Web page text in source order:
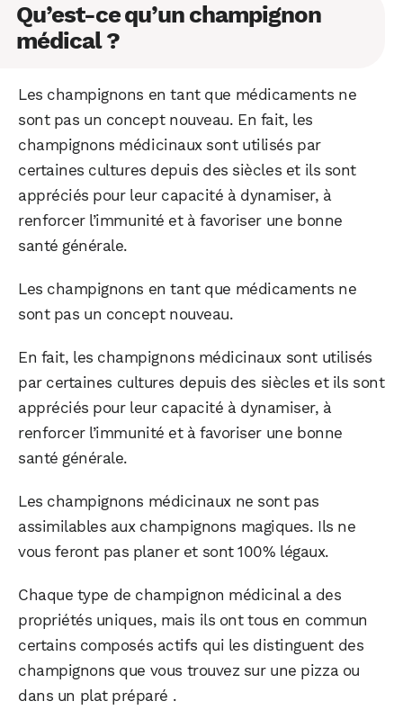
Qu’est-ce qu’un champignon
médical ?
Les champignons en tant que médicaments ne
sont pas un concept nouveau. En fait, les
champignons médicinaux sont utilisés par
certaines cultures depuis des siècles et ils sont
appréciés pour leur capacité à dynamiser, à
renforcer l’immunité et à favoriser une bonne
santé générale.
Les champignons en tant que médicaments ne
sont pas un concept nouveau.
En fait, les champignons médicinaux sont utilisés
par certaines cultures depuis des siècles et ils sont
appréciés pour leur capacité à dynamiser, à
renforcer l’immunité et à favoriser une bonne
santé générale.
Les champignons médicinaux ne sont pas
assimilables aux champignons magiques. Ils ne
vous feront pas planer et sont 100% légaux.
Chaque type de champignon médicinal a des
propriétés uniques, mais ils ont tous en commun
certains composés actifs qui les distinguent des
champignons que vous trouvez sur une pizza ou
dans un plat préparé .